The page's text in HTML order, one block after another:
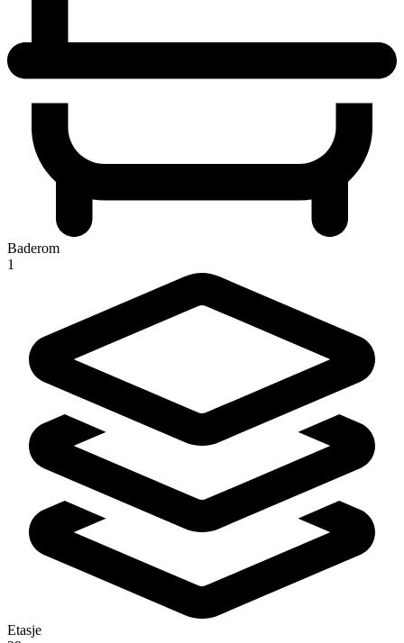
Baderom
1
Etasje